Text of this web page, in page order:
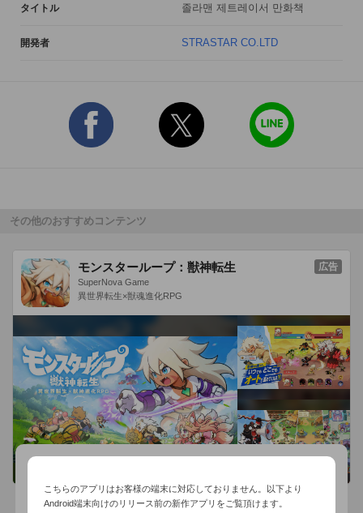
2. 황하 강 레이싱
『제트 레이서』시리즈 제3권 ≪한반도 대탐험 편≫.
★ 줄거리 ★
『제트 레이서』시리즈 제4권 ≪아마존 대탐험 편≫.
서, 상상을 초월한 동물들을 만나게 됩니다.
1. 아마존 어드벤처 레이싱
2. 치열한 예선전!
3. 위험한 정글!
4. 졸라맨 출동!
タイトル 졸라맨 제트레이서 만화책
開発者 STRASTAR CO.LTD
その他のおすすめコンテンツ
モンスターループ：獣神転生
SuperNova Game
異世界転生×獣魂進化RPG
広告
こちらのアプリはお客様の端末に対応しておりません。以下より
Android端末向けのリリース前の新作アプリをご覧頂けます。